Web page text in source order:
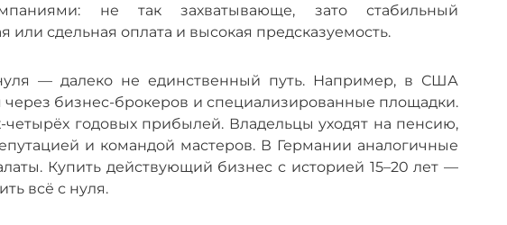
не так захватывающе, зато стабильный
сдельная оплата и высокая предсказуемость.
нуля — далеко не единственный путь. Например, в США
бизнес-брокеров и специализированные площадки.
четырёх годовых прибылей. Владельцы уходят на пенсию,
и командой мастеров. В Германии аналогичные
Купить действующий бизнес с историей 15–20 лет —
всё с нуля.